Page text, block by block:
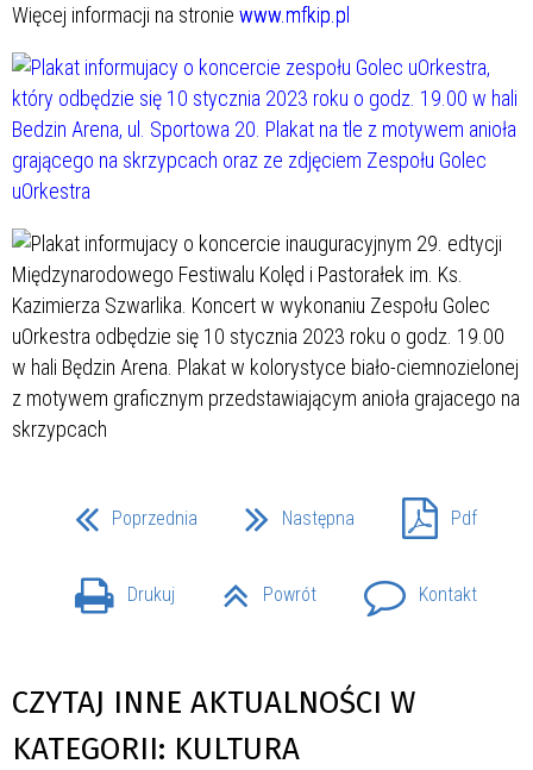
Więcej informacji na stronie www.mfkip.pl
Poprzednia Następna Pdf
Drukuj Powrót Kontakt
CZYTAJ INNE AKTUALNOŚCI W
KATEGORII: KULTURA